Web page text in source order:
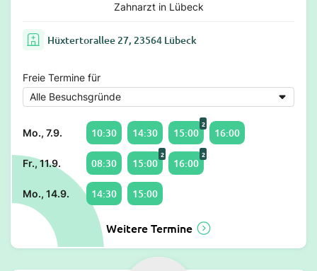
Zahnarzt in Lübeck
Hüxtertorallee 27, 23564 Lübeck
Freie Termine für
Mo., 7.9. 10:30 14:30 15:00
2
16:00
Fr., 11.9. 08:30 15:00
2
16:00
2
Mo., 14.9. 14:30 15:00
Weitere Termine